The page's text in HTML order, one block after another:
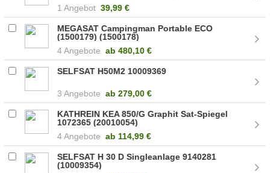
1 Angebot 39,99 €
MEGASAT Campingman Portable ECO
(1500179) (1500178)
4 Angebote ab480,10 €
SELFSAT H50M2 10009369
3 Angebote ab 279,00 €
KATHREIN KEA 850/G Graphit Sat-Spiegel
1072365 (20010054)
4 Angebote ab 114,99 €
SELFSAT H 30 D Singleanlage 9140281
(10009354)